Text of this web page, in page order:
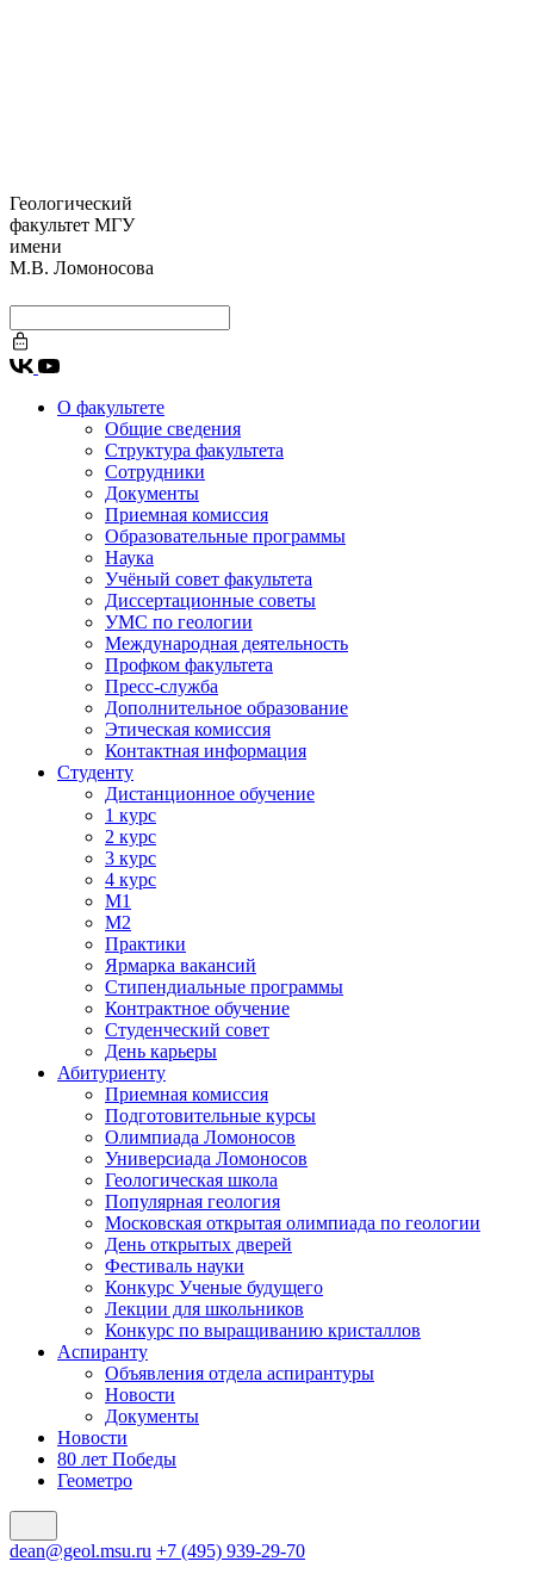
Геологический
факультет МГУ
имени
М.В. Ломоносова
О факультете
Общие сведения
Структура факультета
Сотрудники
Документы
Приемная комиссия
Образовательные программы
Наука
Учёный совет факультета
Диссертационные советы
УМС по геологии
Международная деятельность
Профком факультета
Пресс-служба
Дополнительное образование
Этическая комиссия
Контактная информация
Студенту
Дистанционное обучение
1 курс
2 курс
3 курс
4 курс
М1
М2
Практики
Ярмарка вакансий
Стипендиальные программы
Контрактное обучение
Студенческий совет
День карьеры
Абитуриенту
Приемная комиссия
Подготовительные курсы
Олимпиада Ломоносов
Универсиада Ломоносов
Геологическая школа
Популярная геология
Московская открытая олимпиада по геологии
День открытых дверей
Фестиваль науки
Конкурс Ученые будущего
Лекции для школьников
Конкурс по выращиванию кристаллов
Аспиранту
Объявления отдела аспирантуры
Новости
Документы
Новости
80 лет Победы
Геометро
dean@geol.msu.ru +7 (495) 939-29-70